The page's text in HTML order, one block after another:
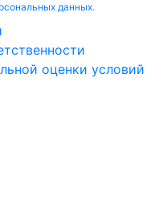
данных.
оценки условий